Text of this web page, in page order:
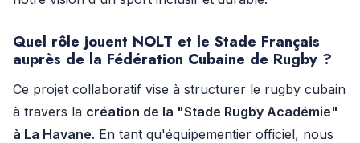
Quel rôle jouent NOLT et le Stade Français
auprès de la Fédération Cubaine de Rugby ?
Ce projet collaboratif vise à structurer le rugby cubain
à travers la création de la "Stade Rugby Académie"
à La Havane. En tant qu'équipementier officiel, nous